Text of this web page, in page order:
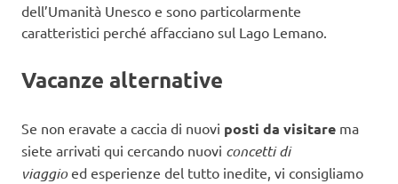
dell’Umanità Unesco e sono particolarmente
caratteristici perché affacciano sul Lago Lemano.
Vacanze alternative
Se non eravate a caccia di nuovi posti da visitare ma
siete arrivati qui cercando nuovi concetti di
viaggioed esperienze del tutto inedite, vi consigliamo